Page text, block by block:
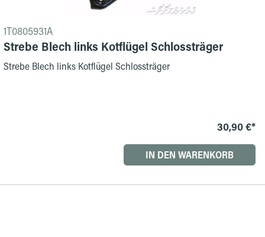
1T0805931A
Strebe Blech links Kotflügel Schlossträger
Strebe Blech links Kotflügel Schlossträger
30,90 €*
IN DEN WARENKORB